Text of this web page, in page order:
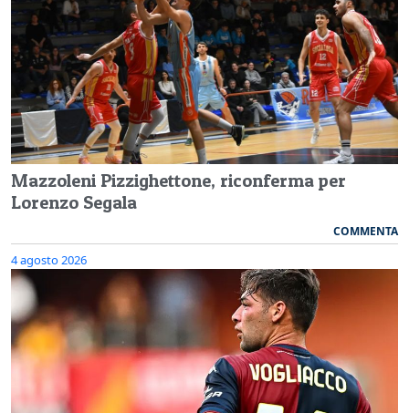
Mazzoleni Pizzighettone, riconferma per
Lorenzo Segala
COMMENTA
4 agosto 2026